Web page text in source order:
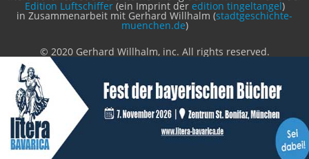
Edition Luftschiffer(ein Imprint der edition tingeltangel)
in Zusammenarbeit mit Gerhard Willhalm (stadtgeschichte-
muenchen.de)
© 2020 Gerhard Willhalm, inc. All rights reserved.